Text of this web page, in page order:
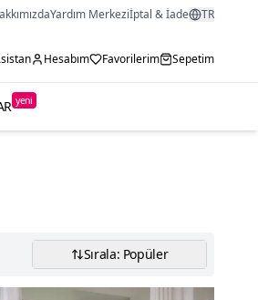
Yardım Merkeziİptal & İade TR
Hesabım Favorilerim Sepetim
yeni
Sırala: Popüler